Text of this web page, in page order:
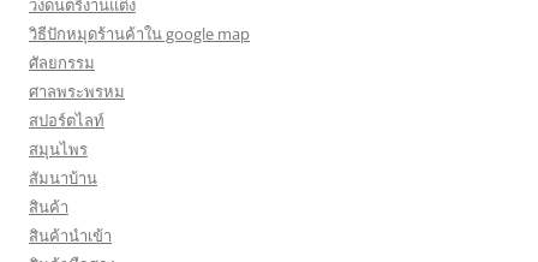
วงดนตรีงานแต่ง
วิธีปักหมุดร้านค้าใน google map
ศัลยกรรม
ศาลพระพรหม
สปอร์ตไลท์
สมุนไพร
สัมนาบ้าน
สินค้า
สินค้านำเข้า